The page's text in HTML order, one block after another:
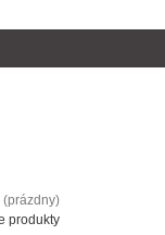
(prázdny)
produkty